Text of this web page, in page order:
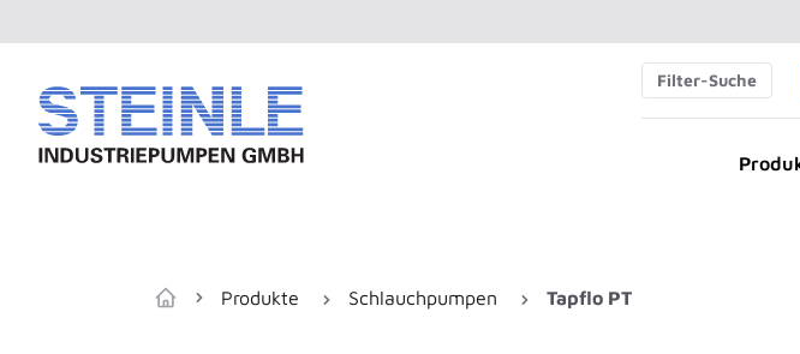
Filter-Suche
Zur Startseite
Produkte Schlauchpumpen Tapflo PT